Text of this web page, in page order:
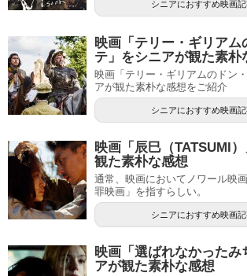
シニアにおすすめ映画
映画「テリー・ギリアム
テ」をシニアが観た素朴
映画「テリー・ギリアムのドン
アが観た素朴な感想をご紹介
シニアにおすすめ映画
映画「辰巳（TATSUMI
観た素朴な感想
通常、映画においてノワール映
罪映画」を指すらしい。
シニアにおすすめ映画
映画「選ばれなかったみ
アが観た素朴な感想